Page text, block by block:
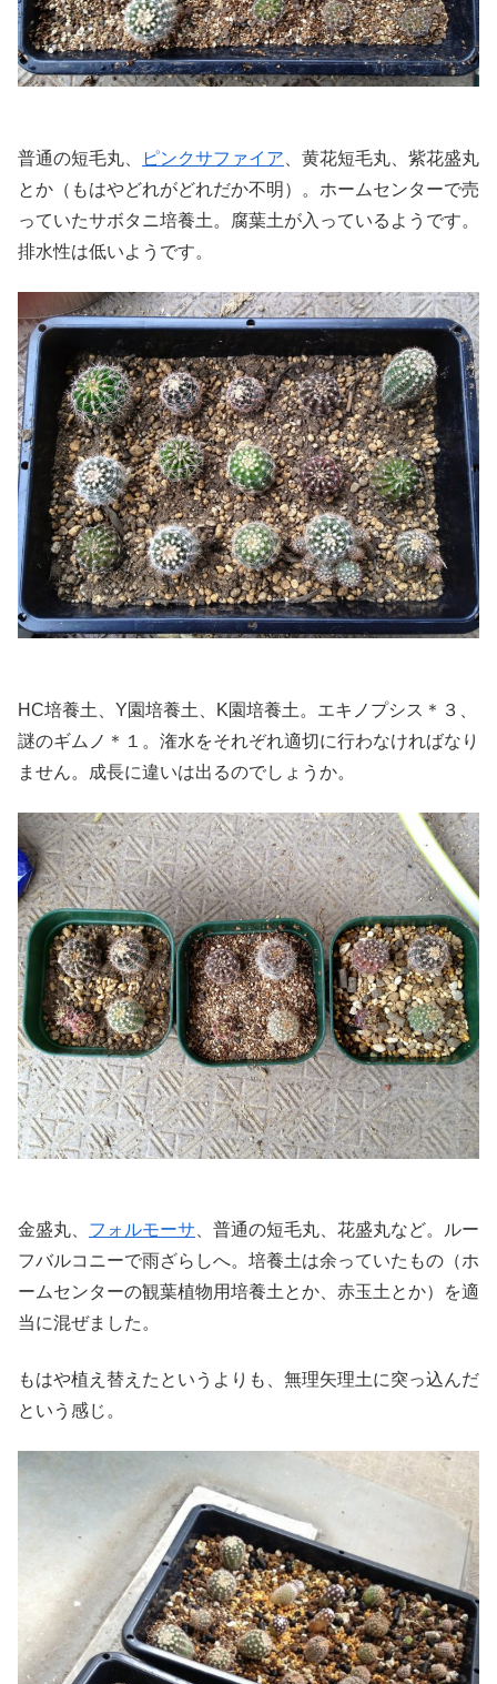
普通の短毛丸、 ピンクサファイア 、黄花短毛丸、紫花盛丸
とか（もはやどれがどれだか不明）。ホームセンターで売
っていたサボタニ培養土。腐葉土が入っているようです。
排水性は低いようです。
HC培養土、Y園培養土、K園培養土。エキノプシス＊３、
謎のギムノ＊１。潅水をそれぞれ適切に行わなければなり
ません。成長に違いは出るのでしょうか。
金盛丸、 フォルモーサ 、普通の短毛丸、花盛丸など。ルー
フバルコニーで雨ざらしへ。培養土は余っていたもの（ホ
ームセンターの観葉植物用培養土とか、赤玉土とか）を適
当に混ぜました。
もはや植え替えたというよりも、無理矢理土に突っ込んだ
という感じ。